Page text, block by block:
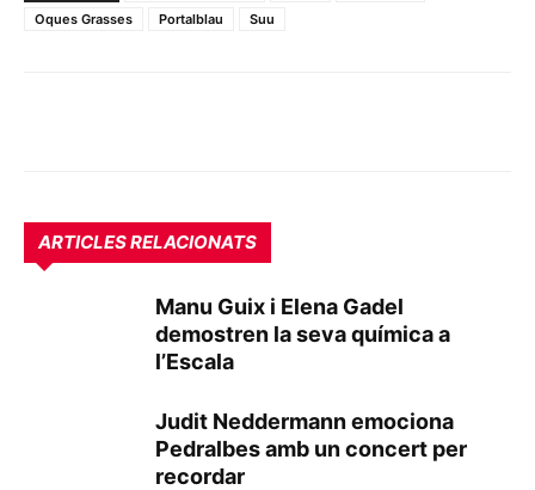
Oques Grasses
Portalblau Suu
ARTICLES RELACIONATS
Manu Guix i Elena Gadel
demostren la seva química a
l’Escala
Judit Neddermann emociona
Pedralbes amb un concert per
recordar